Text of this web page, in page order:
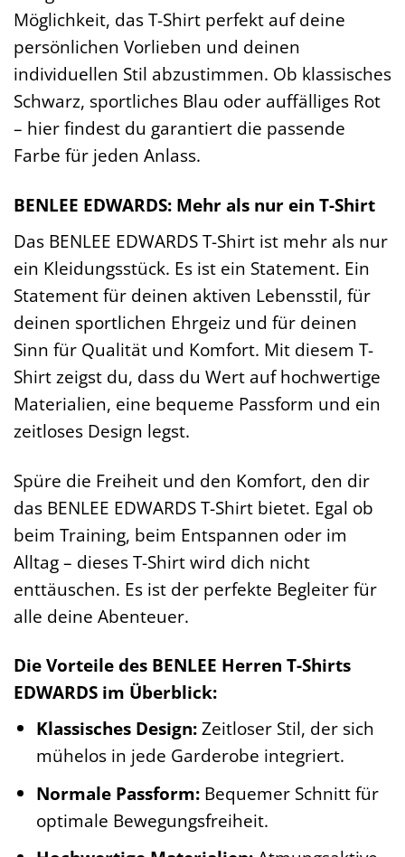
Möglichkeit, das T-Shirt perfekt auf deine
persönlichen Vorlieben und deinen
individuellen Stil abzustimmen. Ob klassisches
Schwarz, sportliches Blau oder auffälliges Rot
– hier findest du garantiert die passende
Farbe für jeden Anlass.
BENLEE EDWARDS: Mehr als nur ein T-Shirt
Das BENLEE EDWARDS T-Shirt ist mehr als nur
ein Kleidungsstück. Es ist ein Statement. Ein
Statement für deinen aktiven Lebensstil, für
deinen sportlichen Ehrgeiz und für deinen
Sinn für Qualität und Komfort. Mit diesem T-
Shirt zeigst du, dass du Wert auf hochwertige
Materialien, eine bequeme Passform und ein
zeitloses Design legst.
Spüre die Freiheit und den Komfort, den dir
das BENLEE EDWARDS T-Shirt bietet. Egal ob
beim Training, beim Entspannen oder im
Alltag – dieses T-Shirt wird dich nicht
enttäuschen. Es ist der perfekte Begleiter für
alle deine Abenteuer.
Die Vorteile des BENLEE Herren T-Shirts
EDWARDS im Überblick:
Klassisches Design:Zeitloser Stil, der sich
mühelos in jede Garderobe integriert.
Normale Passform:Bequemer Schnitt für
optimale Bewegungsfreiheit.